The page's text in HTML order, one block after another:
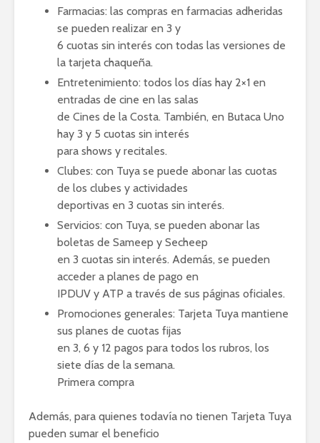
Farmacias: las compras en farmacias adheridas
se pueden realizar en 3 y
6 cuotas sin interés con todas las versiones de
la tarjeta chaqueña.
Entretenimiento: todos los días hay 2×1 en
entradas de cine en las salas
de Cines de la Costa. También, en Butaca Uno
hay 3 y 5 cuotas sin interés
para shows y recitales.
Clubes: con Tuya se puede abonar las cuotas
de los clubes y actividades
deportivas en 3 cuotas sin interés.
Servicios: con Tuya, se pueden abonar las
boletas de Sameep y Secheep
en 3 cuotas sin interés. Además, se pueden
acceder a planes de pago en
IPDUV y ATP a través de sus páginas oficiales.
Promociones generales: Tarjeta Tuya mantiene
sus planes de cuotas fijas
en 3, 6 y 12 pagos para todos los rubros, los
siete días de la semana.
Primera compra
Además, para quienes todavía no tienen Tarjeta Tuya
pueden sumar el beneficio